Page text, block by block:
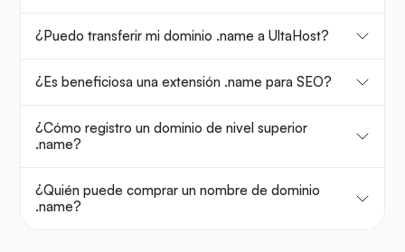
¿Puedo transferir mi dominio .name a UltaHost?
¿Es beneficiosa una extensión .name para SEO?
¿Cómo registro un dominio de nivel superior
.name?
¿Quién puede comprar un nombre de dominio
.name?